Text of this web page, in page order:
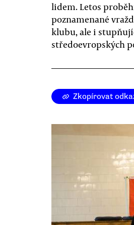
lidem. Letos
poznamenané
klubu, ale i
středoevropských
Zkopírovat